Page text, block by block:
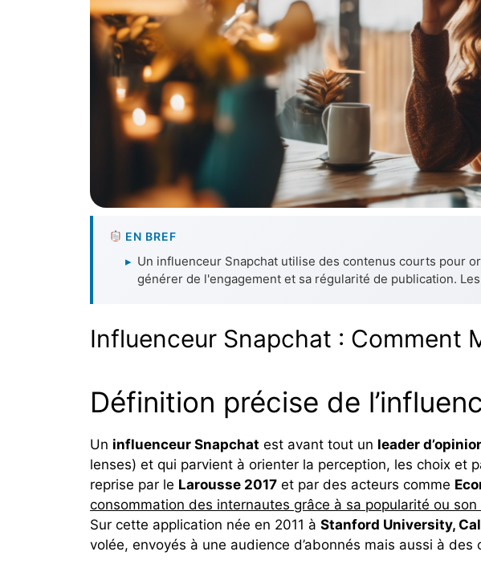
EN BREF
▸ Un influenceur Snapchat utilise des contenus courts pour
générer de l'engagement et sa régularité de publication.
Influenceur Snapchat : Comment
Définition précise de
Un influenceur Snapchat est avant tout un leader
lenses) et qui parvient à orienter la perception, les choix et
reprise par le Larousse 2017 et par des acteurs comme
consommation des internautes grâce à sa popularité ou
Sur cette application née en 2011 à Stanford University,
volée, envoyés à une audience d’abonnés mais aussi à des